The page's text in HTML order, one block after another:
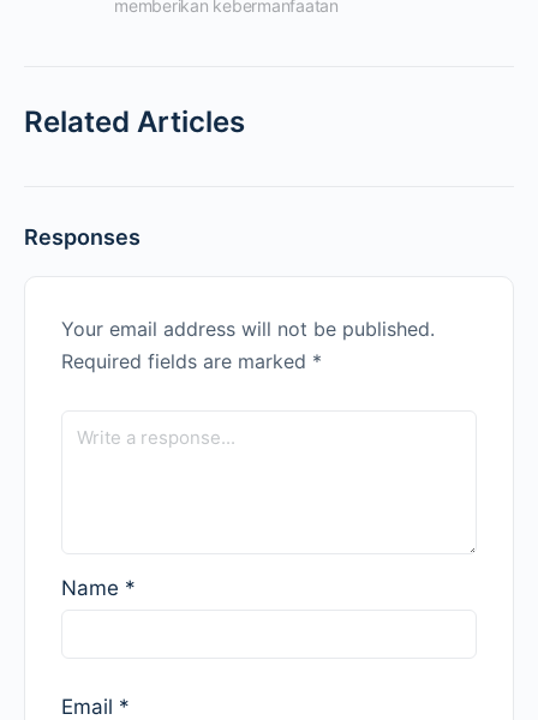
memberikan kebermanfaatan
Related Articles
Responses
Your email address will not be published.
Required fields are marked *
Name *
Email *